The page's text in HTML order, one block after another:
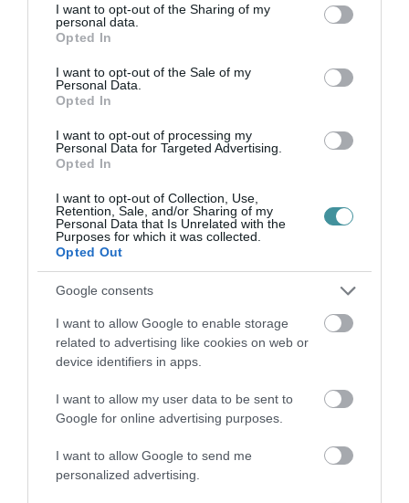
not limited to your visit or usage behaviour. You may click to
grant or deny consent to Google and its third-party tags to
use your data for below specified purposes in below Google
consent section.
I want to opt-out of the Sharing of my
personal data.
Opted In
I want to opt-out of the Sale of my
Personal Data.
Opted In
I want to opt-out of processing my
Personal Data for Targeted Advertising.
Opted In
I want to opt-out of Collection, Use,
Retention, Sale, and/or Sharing of my
Personal Data that Is Unrelated with the
Purposes for which it was collected.
Opted Out
Google consents
I want to allow Google to enable storage
related to advertising like cookies on web or
device identifiers in apps.
I want to allow my user data to be sent to
Google for online advertising purposes.
I want to allow Google to send me
personalized advertising.
VISSZA A FŐOLDALRA
KATONAI HELIKOPTEREK SEGÍTIK AZ
OLTÁST A DÉDESTAPOLCSÁNYI...
LEGNAGYOBB BORÜNNEPE: AUGUSZT...
2026. augusztus 05 Programok
BIZTOSÍTOTTÁK BE A PÉNZCSAPHOZ...
2026. augusztus 05|Mindenki ügye
SIOR: RAJZOK HAZA 98.
2026. augusztus 05